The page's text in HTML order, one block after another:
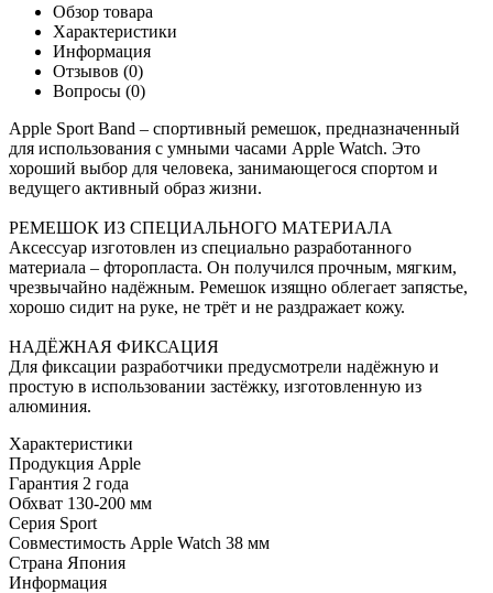
Обзор товара
Характеристики
Информация
Отзывов (0)
Вопросы (0)
Apple Sport Band – спортивный ремешок, предназначенный
для использования с умными часами Apple Watch. Это
хороший выбор для человека, занимающегося спортом и
ведущего активный образ жизни.
РЕМЕШОК ИЗ СПЕЦИАЛЬНОГО МАТЕРИАЛА
Аксессуар изготовлен из специально разработанного
материала – фторопласта. Он получился прочным, мягким,
чрезвычайно надёжным. Ремешок изящно облегает запястье,
хорошо сидит на руке, не трёт и не раздражает кожу.
НАДЁЖНАЯ ФИКСАЦИЯ
Для фиксации разработчики предусмотрели надёжную и
простую в использовании застёжку, изготовленную из
алюминия.
Характеристики
Продукция Apple
Гарантия 2 года
Обхват 130-200 мм
Серия Sport
Совместимость Apple Watch 38 мм
Страна Япония
Информация